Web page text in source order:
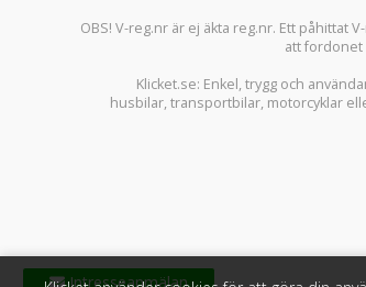
OBS! V-reg.nr är ej äkta reg.nr. Ett påhittat
att fordonet
Klicket.se: Enkel, trygg och
husbilar,transportbilar, motorcyklar